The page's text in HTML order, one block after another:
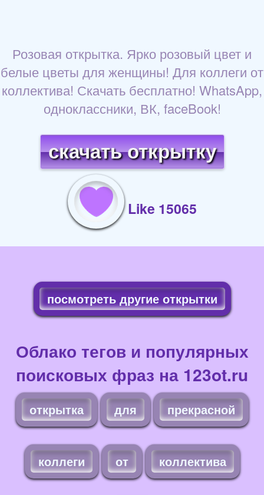
Розовая открытка. Ярко розовый цвет и
белые цветы для женщины! Для коллеги от
коллектива! Скачать бесплатно! WhatsApp,
одноклассники, ВК, faceBook!
скачать открытку
Like 15065
посмотреть другие открытки
Облако тегов и популярных
поисковых фраз на 123ot.ru
открытка для прекрасной
коллеги от коллектива